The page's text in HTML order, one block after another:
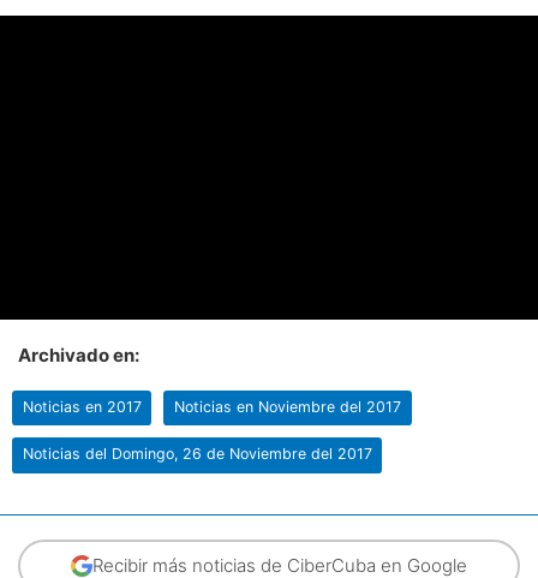
Archivado en:
Noticias en 2017 Noticias en Noviembre del 2017
Noticias del Domingo, 26 de Noviembre del 2017
Recibir más noticias de CiberCuba en Google